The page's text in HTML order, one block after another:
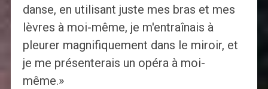
danse, en utilisant juste mes bras et mes
lèvres à moi-même, je m'entraînais à
pleurer magnifiquement dans le miroir, et
je me présenterais un opéra à moi-
même.»